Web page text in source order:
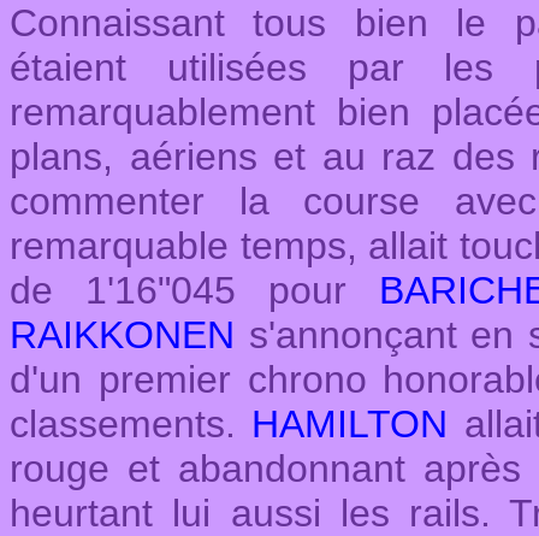
Connaissant tous bien le
étaient utilisées par les
remarquablement bien
plans, aériens et au raz des
commenter la course
remarquable temps, allait
de 1'16"045 pour
RAIKKONEN s'annonçant en
d'un premier chrono
classements. HAMILTON
rouge et abandonnant
heurtant lui aussi les rails.